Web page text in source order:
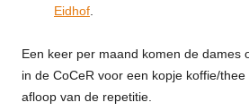
Eidhof
Een keer per maand komen de dames
in de CoCeR voor een kopje koffie/
afloop van de repetitie.